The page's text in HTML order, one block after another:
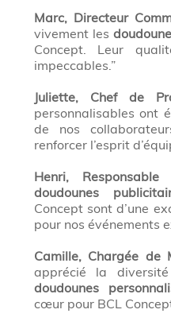
Marc, Directeur
vivement les
Concept. Leur
impeccables.”
Juliette, Chef de
personnalisables ont
de nos
renforcer l’esprit
Henri, Responsable
doudounes
Concept sont d’une
pour nos événements
Camille, Chargée de
apprécié la
doudounes
cœur pour BCL